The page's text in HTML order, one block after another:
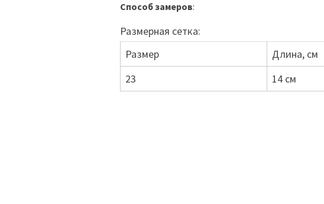
Способ замеров:
Размерная сетка:
Размер
Длина, см
23
14 см